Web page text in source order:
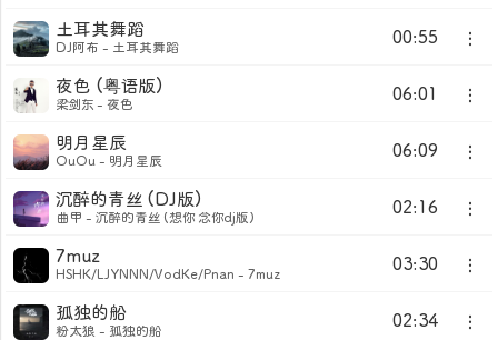
00:55
土耳其舞蹈
DJ阿布 - 土耳其舞蹈
06:01
夜色 (粤语版)
梁剑东 - 夜色
06:09
明月星辰
OuOu - 明月星辰
02:16
沉醉的青丝 (DJ版)
曲甲 - 沉醉的青丝 (想你 念你dj版)
03:30
7muz
HSHK/LJYNNN/VodKe/Pnan - 7muz
02:34
孤独的船
粉太狼 - 孤独的船